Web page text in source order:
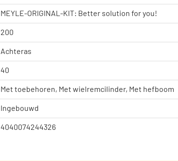
MEYLE-ORIGINAL-KIT: Better solution for you!
200
Achteras
40
Met toebehoren, Met wielremcilinder, Met hefboom
Ingebouwd
4040074244326